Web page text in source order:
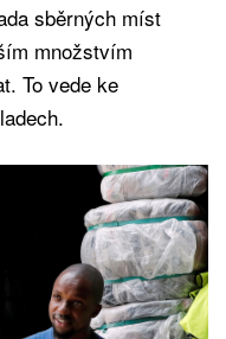
sběrných míst
množstvím
To vede ke